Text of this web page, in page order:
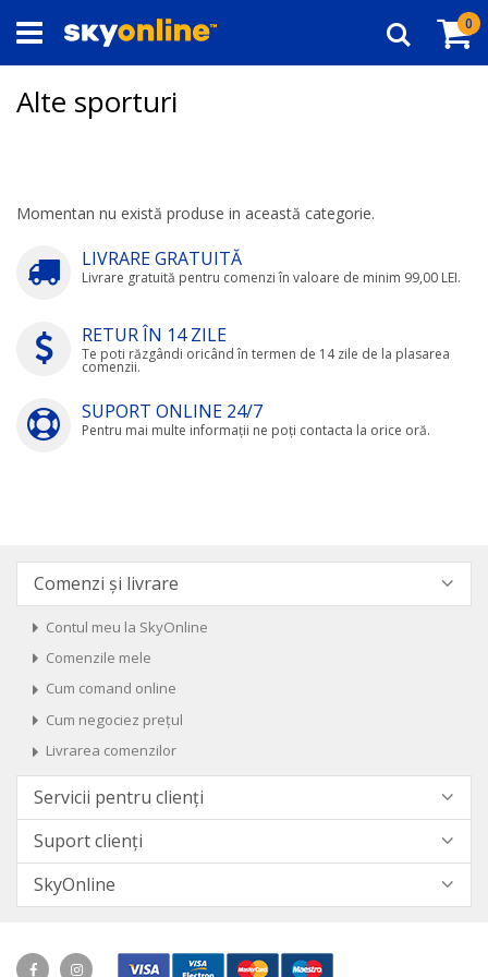
la
Conținut
0
Căutare
Alte sporturi
Momentan nu există produse in această categorie.
LIVRARE GRATUITĂ
Livrare gratuită pentru comenzi în valoare de minim 99,00 LEI.
RETUR ÎN 14 ZILE
Te poti răzgândi oricând în termen de 14 zile de la plasarea
comenzii.
SUPORT ONLINE 24/7
Pentru mai multe informații ne poți contacta la orice oră.
Comenzi și livrare
Contul meu la SkyOnline
Comenzile mele
Cum comand online
Cum negociez prețul
Livrarea comenzilor
Servicii pentru clienți
Suport clienți
SkyOnline